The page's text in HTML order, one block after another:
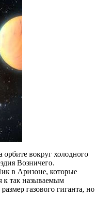
орбите вокруг холодного
Возничего.
в Аризоне, которые
к так называемым
газового гиганта, но